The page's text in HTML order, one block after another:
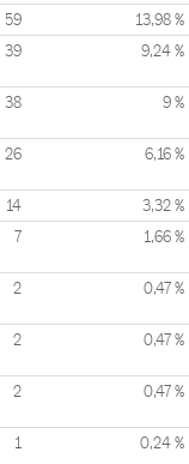
59 13,98 %
39 9,24 %
38 9 %
26 6,16 %
14 3,32 %
7 1,66 %
2 0,47 %
2 0,47 %
2 0,47 %
1 0,24 %